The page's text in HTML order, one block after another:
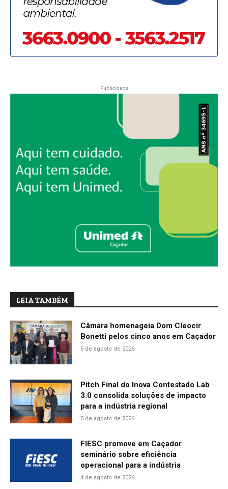
Publicidade
LEIA TAMBÉM
Câmara homenageia Dom Cleocir
Bonetti pelos cinco anos em Caçador
5 de agosto de 2026
Pitch Final do Inova Contestado Lab
3.0 consolida soluções de impacto
para a indústria regional
5 de agosto de 2026
FIESC promove em Caçador
seminário sobre eficiência
operacional para a indústria
4 de agosto de 2026